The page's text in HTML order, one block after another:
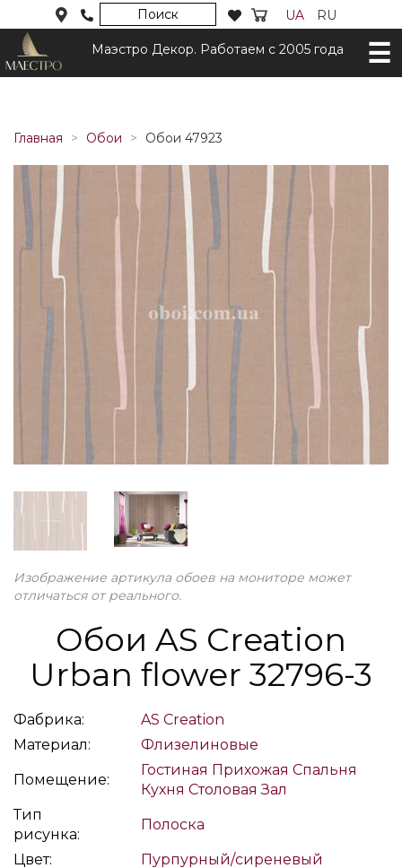
Поиск UA RU
Маэстро Декор. Работаем с 2005 года
Главная Обои Обои 47923
Изображение артикула обоев на мониторе может
отличаться от реального.
Обои AS Creation
Urban flower 32796-3
Фабрика:
AS Creation
Материал:
Флизелиновые
Помещение:
Гостиная Прихожая Спальня
Кухня Столовая Зал
Тип
рисунка:
Полоска
Цвет:
Пурпурный/сиреневый